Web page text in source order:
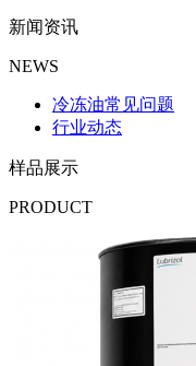
新闻资讯
NEWS
冷冻油常见问题
行业动态
样品展示
PRODUCT